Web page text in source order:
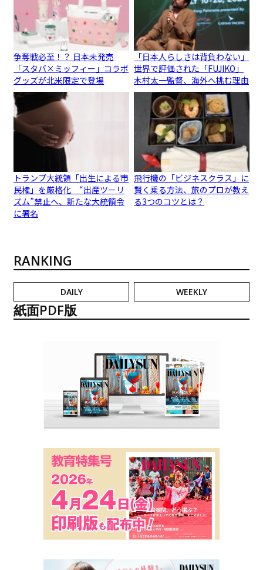
争奪戦必至！？ 日本未発売
「スタバ×ミッフィー」コラボ
グッズが北米限定で登場
「日本人らしさは背負わない」
世界で評価された「FUJIKO」
木村太一監督、海外へ挑む理由
トランプ大統領「出生による市
民権」を厳格化 “出産ツーリ
ズム”禁止へ、新たな大統領令
に署名
飛行機の「ビジネスクラス」に
賢く乗る方法、旅のプロが教え
る3つのコツとは？
RANKING
DAILY WEEKLY
紙面PDF版